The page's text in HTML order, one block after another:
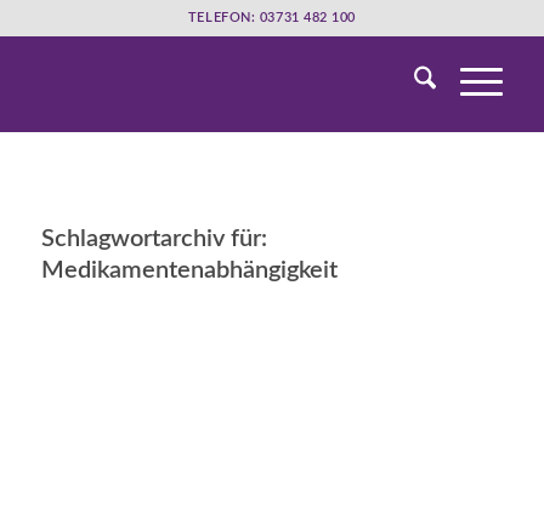
TELEFON: 03731 482 100
Schlagwortarchiv für:
Medikamentenabhängigkeit